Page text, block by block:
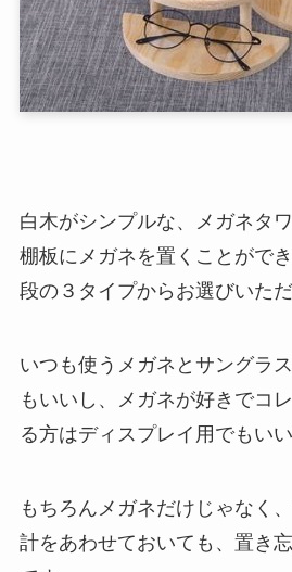
白木がシンプルな、メガネタ
棚板にメガネを置くことがで
段の３タイプからお選びいただ
いつも使うメガネとサングラ
もいいし、メガネが好きでコ
る方はディスプレイ用でもいい
もちろんメガネだけじゃなく
計をあわせておいても、置き